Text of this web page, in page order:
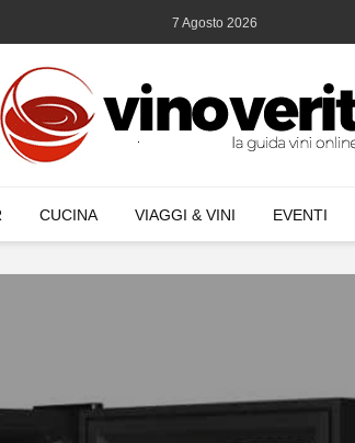
7 Agosto 2026
CUCINA VIAGGI & VINI EVENTI